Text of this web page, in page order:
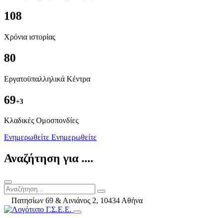
108
Χρόνια ιστορίας
80
Εργατοϋπαλληλικά Κέντρα
69+3
Kλαδικές Ομοσπονδίες
Ενημερωθείτε Ενημερωθείτε
Αναζήτηση για ....
Πατησίων 69 & Αινιάνος 2, 10434 Αθήνα